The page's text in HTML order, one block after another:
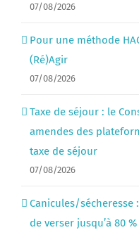
07/08/2026
Pour une méthode
(Ré)Agir
07/08/2026
Taxe de séjour : le
amendes des
taxe de séjour
07/08/2026
Canicules/
de verser jusqu’à 80